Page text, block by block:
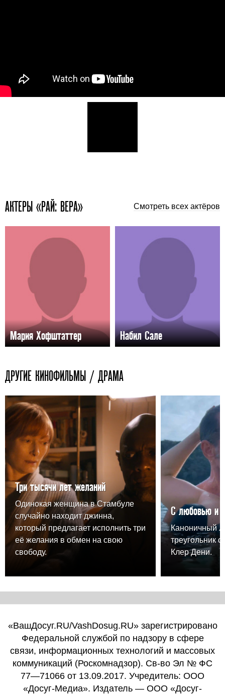
АКТЕРЫ «РАЙ: ВЕРА» Смотреть всех актёров
Мария Хофштаттер Набил Сале
ДРУГИЕ КИНОФИЛЬМЫ / ДРАМА
Три тысячи лет желаний
Одинокая женщина в Стамбуле
случайно находит джинна,
который предлагает исполнить три
её желания в обмен на свою
свободу.
С любовью и
Каноничный
треугольник
Клер Дени.
«ВашДосуг.RU/VashDosug.RU» зарегистрировано
Федеральной службой по надзору в сфере
связи, информационных технологий и массовых
коммуникаций (Роскомнадзор). Св-во Эл № ФС
77—71066 от 13.09.2017. Учредитель: ООО
«Досуг-Медиа». Издатель — ООО «Досуг-